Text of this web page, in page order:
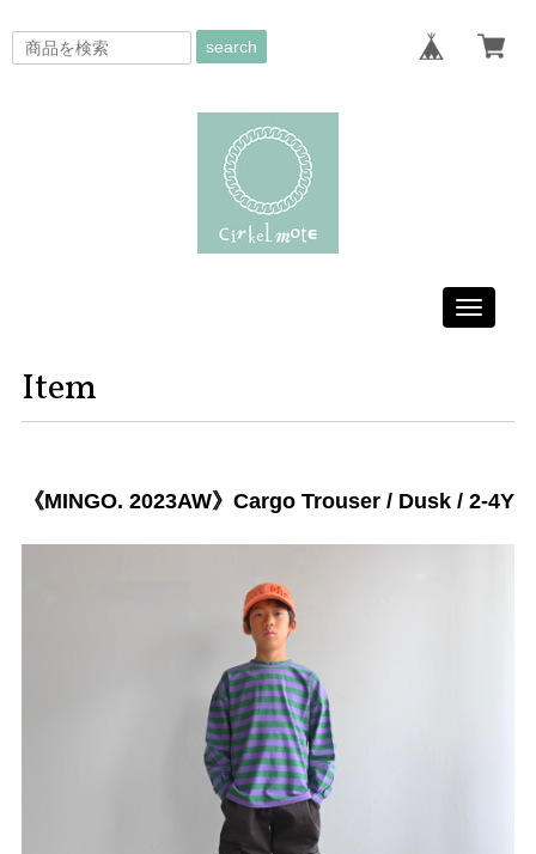
search
Toggle
Item
《MINGO. 2023AW》Cargo Trouser / Dusk / 2-4Y